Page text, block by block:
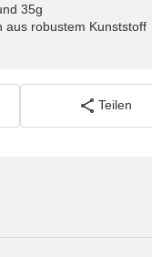
35g
aus robustem Kunststoff
Teilen